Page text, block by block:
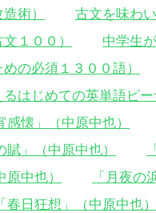
術）
古文を味わ
１００）
中学生
の必須１３００語）
はじめての英単語ピ
感懐」（中原中也）
賦」（中原中也）
原中也）
「月夜の
「春日狂想」（中原中也）